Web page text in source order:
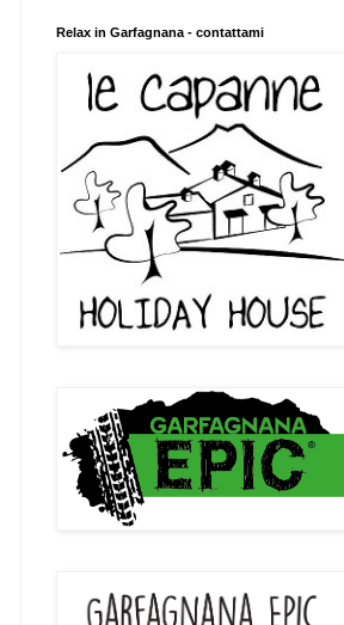
Relax in Garfagnana - contattami